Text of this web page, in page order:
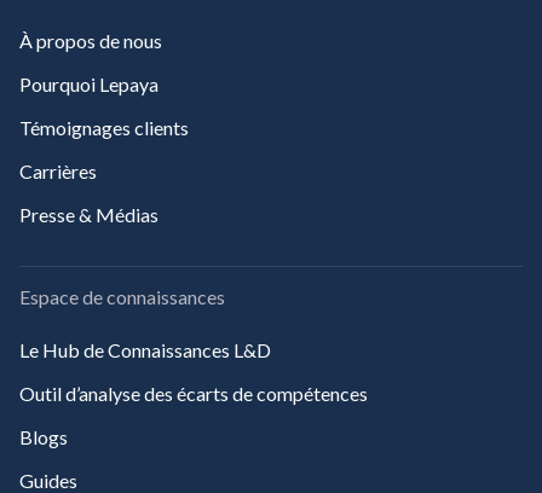
À propos de nous
Pourquoi Lepaya
Témoignages clients
Carrières
Presse & Médias
Espace de connaissances
Le Hub de Connaissances L&D
Outil d’analyse des écarts de compétences
Blogs
Guides